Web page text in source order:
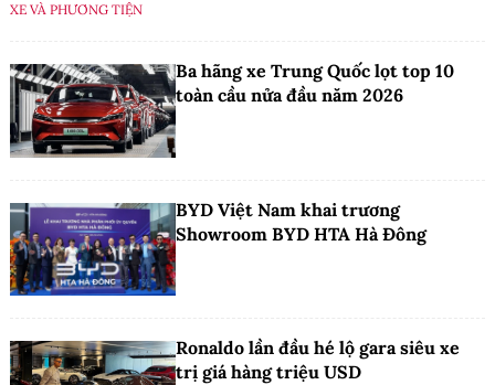
XE VÀ PHƯƠNG TIỆN
Ba hãng xe Trung Quốc lọt top 10
toàn cầu nửa đầu năm 2026
BYD Việt Nam khai trương
Showroom BYD HTA Hà Đông
Ronaldo lần đầu hé lộ gara siêu xe
trị giá hàng triệu USD